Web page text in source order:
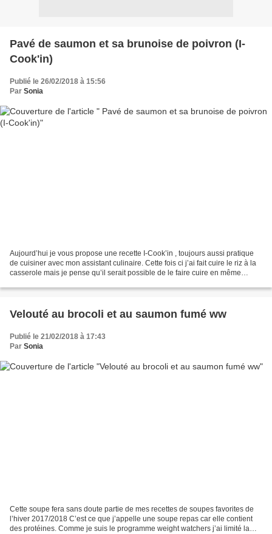
Pavé de saumon et sa brunoise de poivron (I-
Cook'in)
Publié le 26/02/2018 à 15:56
Par Sonia
Aujourd’hui je vous propose une recette I-Cook’in , toujours aussi pratique
de cuisiner avec mon assistant culinaire. Cette fois ci j’ai fait cuire le riz à la
casserole mais je pense qu’il serait possible de le faire cuire en même
Velouté au brocoli et au saumon fumé ww
Publié le 21/02/2018 à 17:43
Par Sonia
Cette soupe fera sans doute partie de mes recettes de soupes favorites de
l’hiver 2017/2018 C’est ce que j’appelle une soupe repas car elle contient
des protéines. Comme je suis le programme weight watchers j’ai limité la